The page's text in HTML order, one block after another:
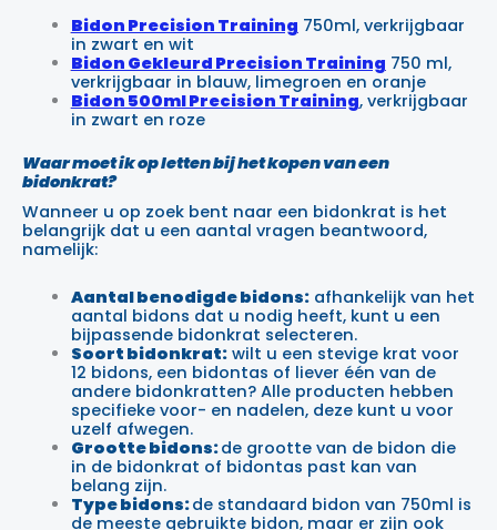
Bidon Precision Training 750ml, verkrijgbaar
in zwart en wit
Bidon Gekleurd Precision Training 750 ml,
verkrijgbaar in blauw, limegroen en oranje
Bidon 500ml Precision Training, verkrijgbaar
in zwart en roze
Waar moet ik op letten bij het kopen van een
bidonkrat?
Wanneer u op zoek bent naar een bidonkrat is het
belangrijk dat u een aantal vragen beantwoord,
namelijk:
Aantal benodigde bidons:afhankelijk van het
aantal bidons dat u nodig heeft, kunt u een
bijpassende bidonkrat selecteren.
Soort bidonkrat:wilt u een stevige krat voor
12 bidons, een bidontas of liever één van de
andere bidonkratten? Alle producten hebben
specifieke voor- en nadelen, deze kunt u voor
uzelf afwegen.
Grootte bidons:de grootte van de bidon die
in de bidonkrat of bidontas past kan van
belang zijn.
Type bidons:de standaard bidon van 750ml is
de meeste gebruikte bidon, maar er zijn ook